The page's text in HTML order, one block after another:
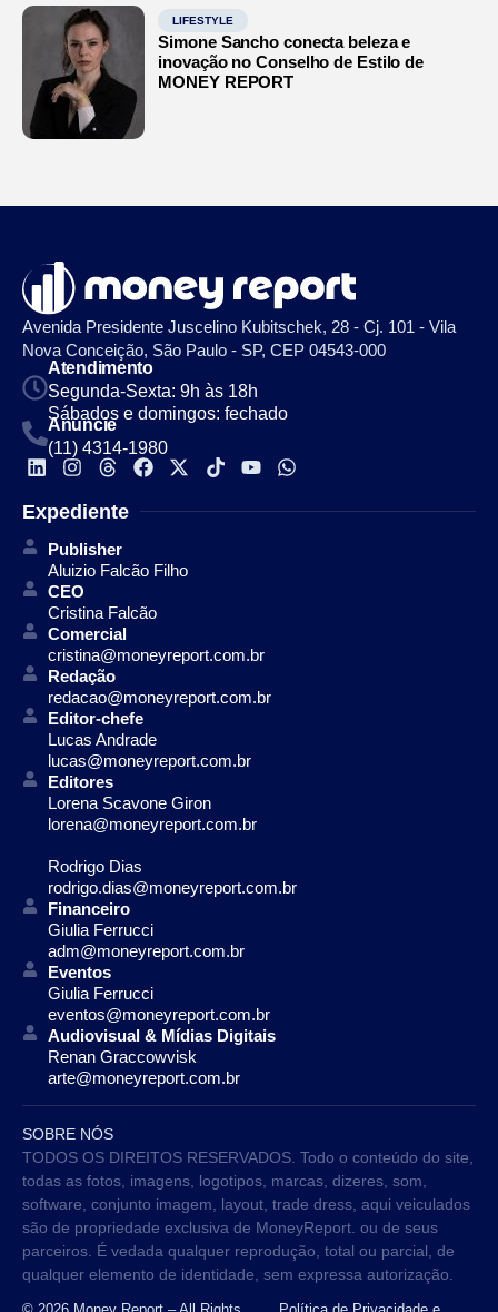
LIFESTYLE
Simone Sancho conecta beleza e
inovação no Conselho de Estilo de
MONEY REPORT
Avenida Presidente Juscelino Kubitschek, 28 - Cj. 101 - Vila
Nova Conceição, São Paulo - SP, CEP 04543-000
Atendimento
Segunda-Sexta: 9h às 18h
Sábados e domingos: fechado
Anuncie
(11) 4314-1980
Expediente
Publisher
Aluizio Falcão Filho
CEO
Cristina Falcão
Comercial
cristina@moneyreport.com.br
Redação
redacao@moneyreport.com.br
Editor-chefe
Lucas Andrade
lucas@moneyreport.com.br
Editores
Lorena Scavone Giron
lorena@moneyreport.com.br
Rodrigo Dias
rodrigo.dias@moneyreport.com.br
Financeiro
Giulia Ferrucci
adm@moneyreport.com.br
Eventos
Giulia Ferrucci
eventos@moneyreport.com.br
Audiovisual & Mídias Digitais
Renan Graccowvisk
arte@moneyreport.com.br
SOBRE NÓS
TODOS OS DIREITOS RESERVADOS. Todo o conteúdo do site,
todas as fotos, imagens, logotipos, marcas, dizeres, som,
software, conjunto imagem, layout, trade dress, aqui veiculados
são de propriedade exclusiva de MoneyReport. ou de seus
parceiros. É vedada qualquer reprodução, total ou parcial, de
qualquer elemento de identidade, sem expressa autorização.